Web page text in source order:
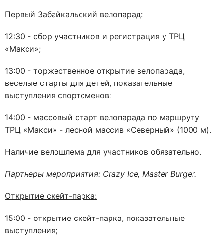
Первый Забайкальский велопарад:
12:30 - сбор участников и регистрация у ТРЦ
«Макси»;
13:00 - торжественное открытие велопарада,
веселые старты для детей, показательные
выступления спортсменов;
14:00 - массовый старт велопарада по маршруту
ТРЦ «Макси» - лесной массив «Северный» (1000 м).
Наличие велошлема для участников обязательно.
Партнеры мероприятия: Crazy Ice, Master Burger.
Открытие скейт-парка:
15:00 - открытие скейт-парка, показательные
выступления;